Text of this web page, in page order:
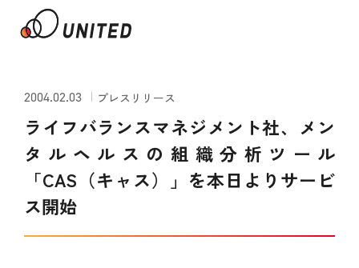
2004.02.03 プレスリリース
ライフバランスマネジメント社、メン
タルヘルスの組織分析ツール
「CAS（キャス）」を本日よりサービ
ス開始